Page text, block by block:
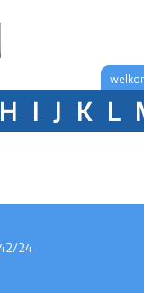
H I J K L
24